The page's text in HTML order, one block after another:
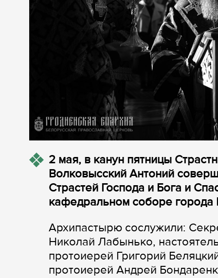
2 мая, в канун пятницы
Волковысский Антоний
Страстей Господа и Бога и
кафедральном соборе города
Архипастырю сослужили:
Николай Лабынько,
протоиерей Григорий
протоиерей Андрей